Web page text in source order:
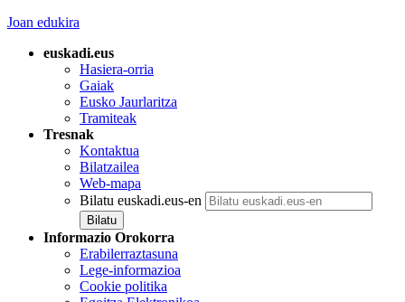
Joan edukira
euskadi.eus
Hasiera-orria
Gaiak
Eusko Jaurlaritza
Tramiteak
Tresnak
Kontaktua
Bilatzailea
Web-mapa
Bilatu euskadi.eus-en
Informazio Orokorra
Erabilerraztasuna
Lege-informazioa
Cookie politika